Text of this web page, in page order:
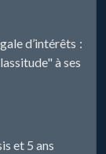
d’intérêts :
à ses
et 5 ans